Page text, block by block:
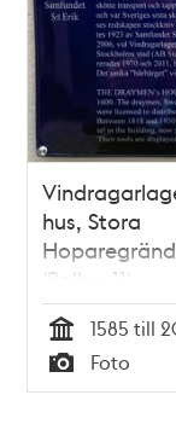
hus, Stora
(Pollux 11)
Tid
1585 till
Typ
Foto